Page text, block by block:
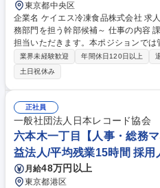
東京都中央区
企業名 ケイエス冷凍食品株式会社 求人名 【総務人事/管理職】～将来の総
務部門を担う幹部候補～ 仕事の内容 課長として下記総務・人事領域をご
担当いただきます。本ポジションで
ご経験のある領域から担当いただき
いただくことを期待しております。 安全衛生（健康診断、安全衛生委員会
の運営、ストレスチェック等）、 施
場環境整備等）、 法務業務（契約書
管理、グループ各社連携、・チーム
労務・安全衛生・福利厚生関連携も
親会社の法務部門に委託しており、
す。 募集職種 【総務人事/管理職
業界未経験歓迎 年間休日120日以上
土日祝休み
正社員
一般社団法人日本レコード協会
六本木一丁目【人事・総務
益法人/平均残業15時間 採用
月給48万円以上
東京都港区